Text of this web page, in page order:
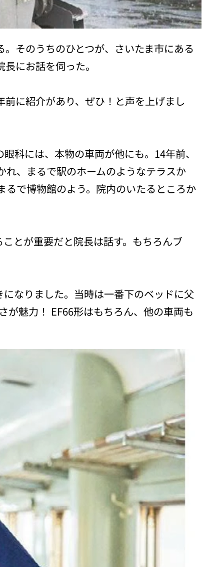
そのうちのひとつが、さいたま市にある
にお話を伺った。
に紹介があり、ぜひ！と声を上げまし
科には、本物の車両が他にも。14年前、
、まるで駅のホームのようなテラスか
るで博物館のよう。院内のいたるところか
とが重要だと院長は話す。もちろんブ
なりました。当時は一番下のベッドに父
が魅力！ EF66形はもちろん、他の車両も